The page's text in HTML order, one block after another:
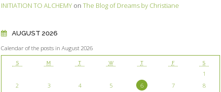
INITIATION TO ALCHEMY on The Blog of Dreams by Christiane
AUGUST 2026
Calendar of the posts in August 2026
S M T W T F S
1
2
3 4 5 6 7
8